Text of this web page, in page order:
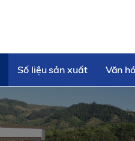
Số liệu sản xuất Văn